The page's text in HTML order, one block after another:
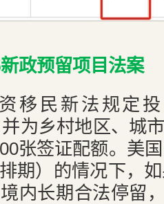
政预留项目法案
移民新法规定
并为乡村地区、城
张签证配额。美
期）的情况下，
内长期合法停留